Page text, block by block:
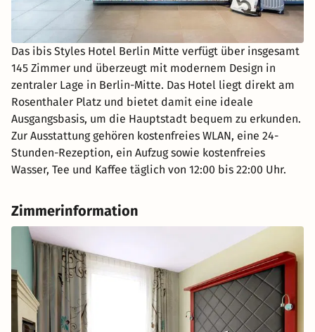
Das ibis Styles Hotel Berlin Mitte verfügt über insgesamt
145 Zimmer und überzeugt mit modernem Design in
zentraler Lage in Berlin-Mitte. Das Hotel liegt direkt am
Rosenthaler Platz und bietet damit eine ideale
Ausgangsbasis, um die Hauptstadt bequem zu erkunden.
Zur Ausstattung gehören kostenfreies WLAN, eine 24-
Stunden-Rezeption, ein Aufzug sowie kostenfreies
Wasser, Tee und Kaffee täglich von 12:00 bis 22:00 Uhr.
Zimmerinformation